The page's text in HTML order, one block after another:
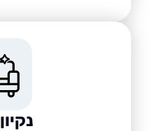
נקיון ספות